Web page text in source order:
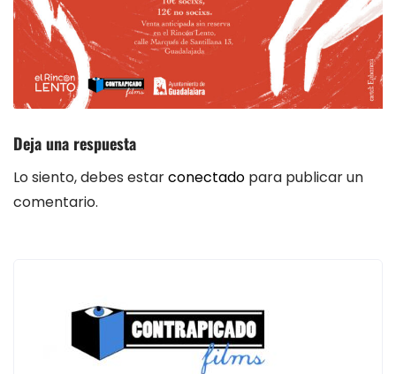
Deja una respuesta
Lo siento, debes estarconectado para publicar un
comentario.